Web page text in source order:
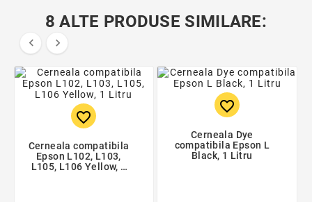
8 ALTE PRODUSE SIMILARE:
 
favorite_border
Cerneala compatibila
Epson L102, L103,
L105, L106 Yellow, 1
favorite_border
Cerneala Dye
compatibila Epson L
Black, 1 Litru